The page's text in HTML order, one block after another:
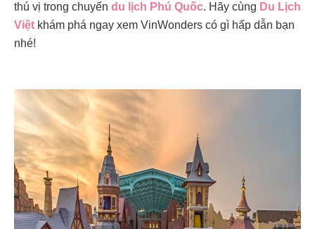
thú vị trong chuyến du lịch Phú Quốc. Hãy cùng Du Lịch
Việt khám phá ngay xem VinWonders có gì hấp dẫn bạn
nhé!